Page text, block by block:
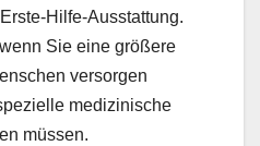
Hilfe-Ausstattung.
Sie eine größere
versorgen
medizinische
müssen.